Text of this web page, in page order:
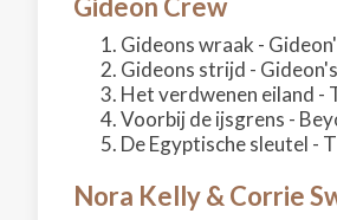
Gideon Crew
Gideons wraak -
Gideons strijd -
Het verdwenen eiland -
Voorbij de ijsgrens -
De Egyptische sleutel -
Nora Kelly & Corrie